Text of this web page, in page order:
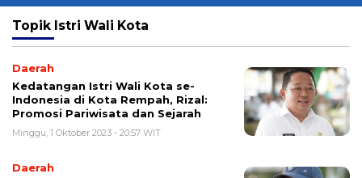
Topik Istri Wali Kota
Daerah
Kedatangan Istri Wali Kota se-
Indonesia di Kota Rempah, Rizal:
Promosi Pariwisata dan Sejarah
Minggu, 1 Oktober 2023 - 20:57 WIT
Daerah